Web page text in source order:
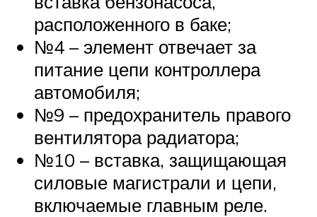
расположенного в баке;
№4 – элемент отвечает за
питание цепи контроллера
автомобиля;
№9 – предохранитель правого
вентилятора радиатора;
№10 – вставка, защищающая
силовые магистрали и цепи,
включаемые главным реле.